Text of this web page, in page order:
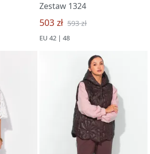
Zestaw 1324
503 zł 593 zł
EU 42 | 48